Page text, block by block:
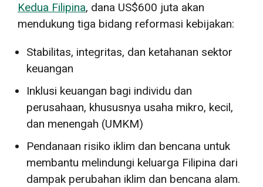
Kedua Filipina, dana US$600 juta akan
mendukung tiga bidang reformasi kebijakan:
Stabilitas, integritas, dan ketahanan sektor
keuangan
Inklusi keuangan bagi individu dan
perusahaan, khususnya usaha mikro, kecil,
dan menengah (UMKM)
Pendanaan risiko iklim dan bencana untuk
membantu melindungi keluarga Filipina dari
dampak perubahan iklim dan bencana alam.